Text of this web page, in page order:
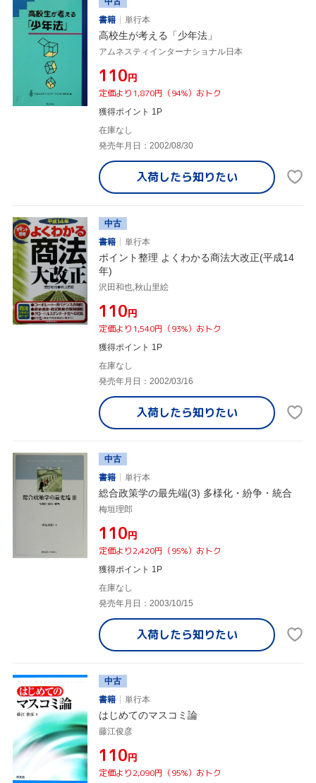
書籍
単行本
高校生が考える「少年法」
アムネスティインターナショナル日本
¥110円
定価より1,870円（94%）おトク
獲得ポイント 1P
在庫なし
発売年月日：2002/08/30
入荷したら知りたい
中古
書籍
単行本
ポイント整理 よくわかる商法大改正(平成14
年)
沢田和也,秋山里絵
¥110円
定価より1,540円（93%）おトク
獲得ポイント 1P
在庫なし
発売年月日：2002/03/16
入荷したら知りたい
中古
書籍
単行本
総合政策学の最先端(3) 多様化・紛争・統合
梅垣理郎
¥110円
定価より2,420円（95%）おトク
獲得ポイント 1P
在庫なし
発売年月日：2003/10/15
入荷したら知りたい
中古
書籍
単行本
はじめてのマスコミ論
藤江俊彦
¥110円
定価より2,090円（95%）おトク